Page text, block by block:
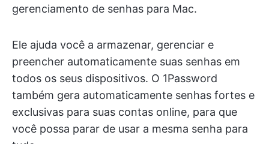
gerenciamento de senhas para Mac.
Ele ajuda você a armazenar, gerenciar e
preencher automaticamente suas senhas em
todos os seus dispositivos. O 1Password
também gera automaticamente senhas fortes e
exclusivas para suas contas online, para que
você possa parar de usar a mesma senha para